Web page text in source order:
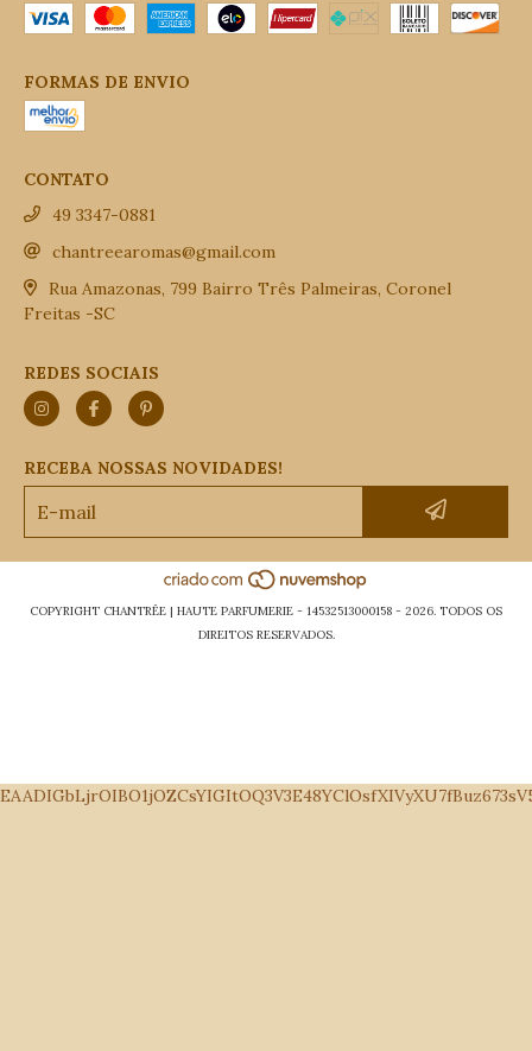
FORMAS DE ENVIO
CONTATO
49 3347-0881
chantreearomas@gmail.com
Rua Amazonas, 799 Bairro Três Palmeiras, Coronel
Freitas -SC
REDES SOCIAIS
RECEBA NOSSAS NOVIDADES!
COPYRIGHT CHANTRÊE | HAUTE PARFUMERIE - 14532513000158 - 2026. TODOS OS
DIREITOS RESERVADOS.